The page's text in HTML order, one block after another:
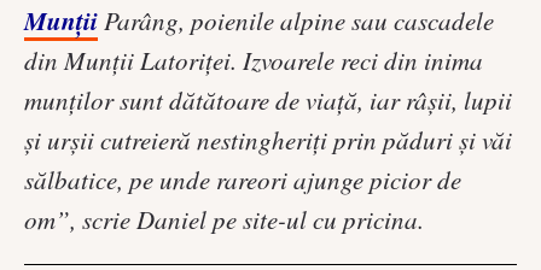
Munții Parâng, poienile alpine sau cascadele
din Munții Latoriței. Izvoarele reci din inima
munților sunt dătătoare de viață, iar râșii, lupii
și urșii cutreieră nestingheriți prin păduri și văi
sălbatice, pe unde rareori ajunge picior de
om”, scrie Daniel pe site-ul cu pricina.